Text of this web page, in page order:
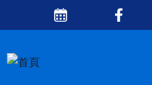
移至主內容
Media